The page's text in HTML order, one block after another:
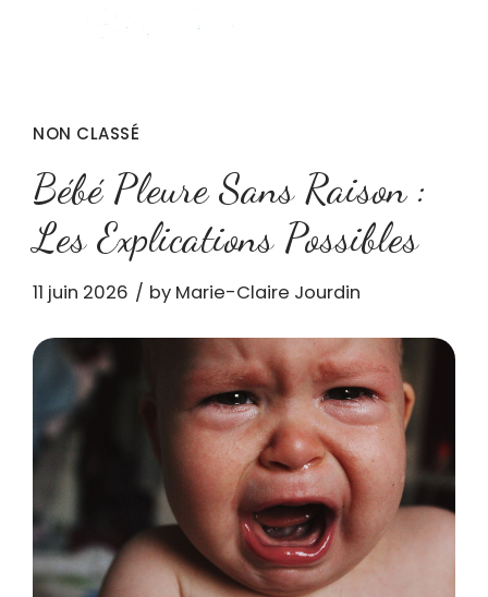
NON CLASSÉ
Bébé Pleure Sans Raison :
Les Explications Possibles
11 juin 2026 by Marie-Claire Jourdin